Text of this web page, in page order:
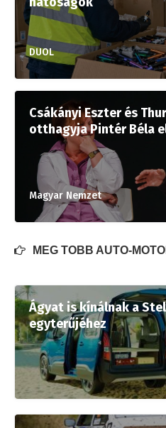
DUOL
Csákányi Eszter és
otthagyja Pintér Béla
Magyar Nemzet
MÉG TÖBB AUTÓ-
Ágyat is kínálnak a
egyterűjéhez